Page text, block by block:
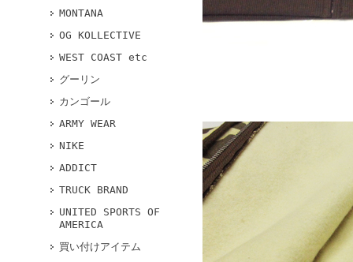
MONTANA
OG KOLLECTIVE
WEST COAST etc
グーリン
カンゴール
ARMY WEAR
NIKE
ADDICT
TRUCK BRAND
UNITED SPORTS OF
AMERICA
買い付けアイテム